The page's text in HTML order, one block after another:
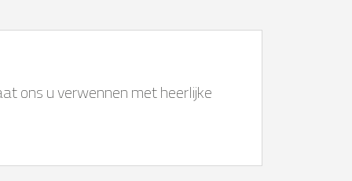
ons u verwennen met heerlijke